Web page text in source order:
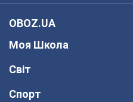
OBOZ.UA
Моя Школа
Світ
Спорт